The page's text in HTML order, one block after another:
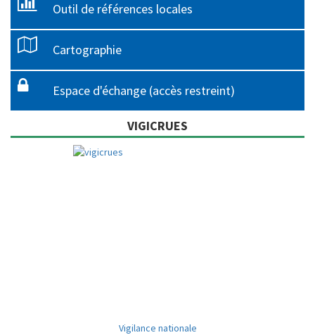
Outil de références locales
Cartographie
Espace d'échange (accès restreint)
VIGICRUES
Vigilance nationale